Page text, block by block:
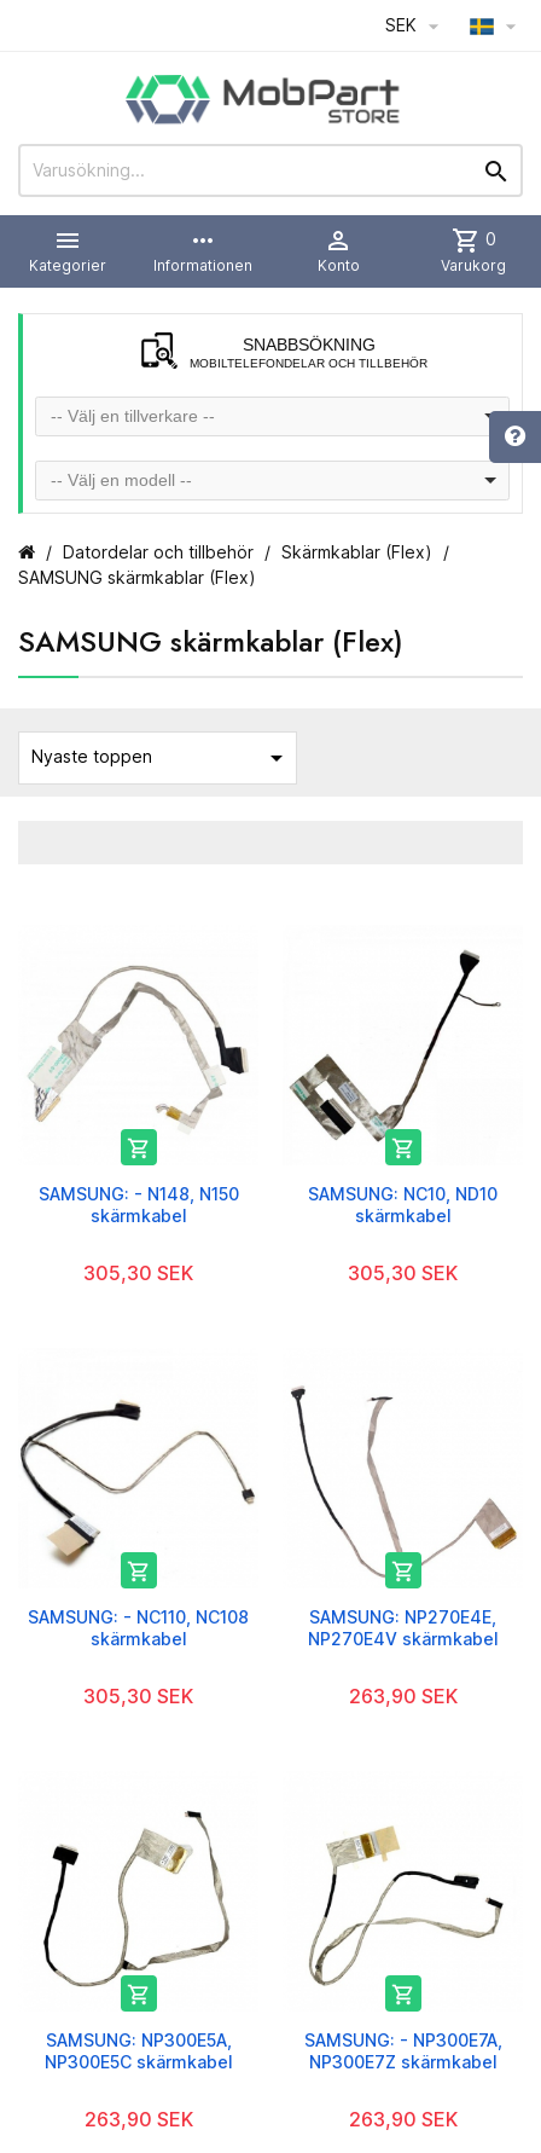
SEK  


Kategorier
more_horiz
Informationen

Konto
shopping_cart 0
Varukorg
SNABBSÖKNING
MOBILTELEFONDELAR OCH TILLBEHÖR
-- Välj en tillverkare --
-- Välj en modell --
Datordelar och tillbehör
Skärmkablar (Flex)
SAMSUNG skärmkablar (Flex)
SAMSUNG skärmkablar (Flex)
Nyaste toppen 

SAMSUNG: - N148, N150
skärmkabel
305,30 SEK

SAMSUNG: NC10, ND10
skärmkabel
305,30 SEK

SAMSUNG: - NC110, NC108
skärmkabel
305,30 SEK

SAMSUNG: NP270E4E,
NP270E4V skärmkabel
263,90 SEK

SAMSUNG: NP300E5A,
NP300E5C skärmkabel
263,90 SEK

SAMSUNG: - NP300E7A,
NP300E7Z skärmkabel
263,90 SEK